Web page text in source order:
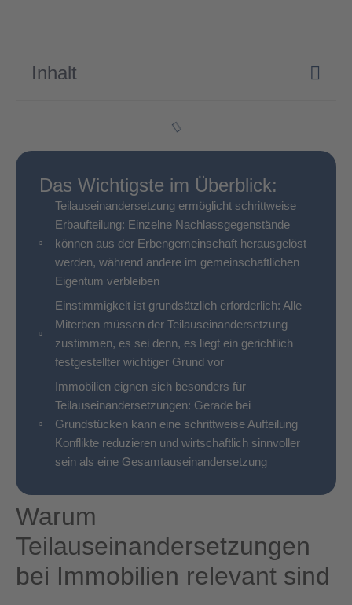
Inhalt
Das Wichtigste im Überblick:
Teilauseinandersetzung ermöglicht schrittweise
Erbaufteilung: Einzelne Nachlassgegenstände
können aus der Erbengemeinschaft herausgelöst
werden, während andere im gemeinschaftlichen
Eigentum verbleiben
Einstimmigkeit ist grundsätzlich erforderlich: Alle
Miterben müssen der Teilauseinandersetzung
zustimmen, es sei denn, es liegt ein gerichtlich
festgestellter wichtiger Grund vor
Immobilien eignen sich besonders für
Teilauseinandersetzungen: Gerade bei
Grundstücken kann eine schrittweise Aufteilung
Konflikte reduzieren und wirtschaftlich sinnvoller
sein als eine Gesamtauseinandersetzung
Warum
Teilauseinandersetzungen
bei Immobilien relevant sind